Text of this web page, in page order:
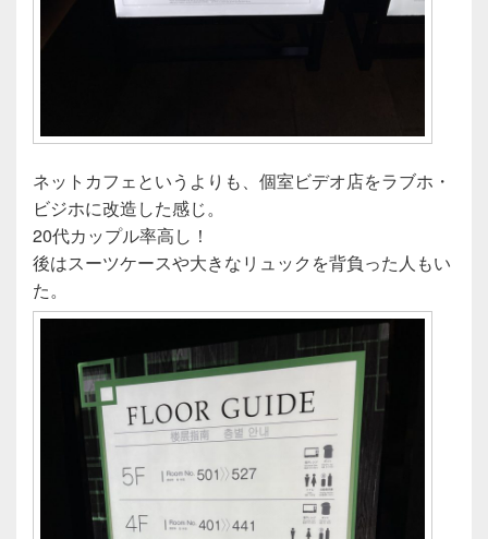
ネットカフェというよりも、個室ビデオ店をラブホ・
ビジホに改造した感じ。
20代カップル率高し！
後はスーツケースや大きなリュックを背負った人もい
た。